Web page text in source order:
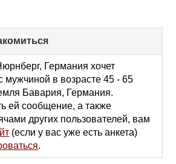
to
collapse
contents
Германия хочет
мужчиной в возрасте 45 - 65
Бавария, Германия.
ей сообщение, а также
других пользователей, вам
(если у вас уже есть анкета)
.